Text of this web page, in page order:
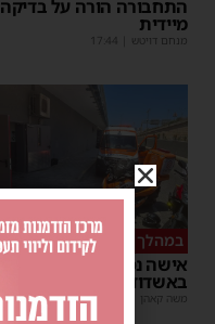
התחבורה הורה על בדיקה
מיידית
מנחם דויטש 17:44
במהלך העבודה
אישה נפלה מסולם במחסן
באשדוד
משה קאהן